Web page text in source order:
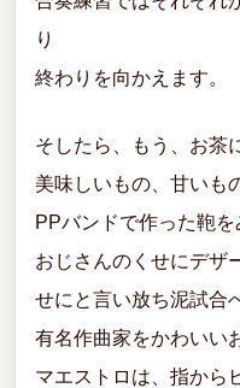
り
終わりを向かえます。
そしたら、もう、お茶
美味しいもの、甘いも
PPバンドで作った鞄を
おじさんのくせにデザ
せにと言い放ち泥試合
有名作曲家をかわいい
マエストロは、指から